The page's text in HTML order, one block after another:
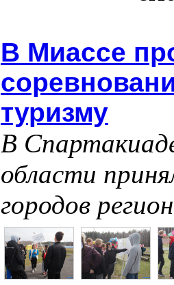
В Миассе
туризму
В
области
городов